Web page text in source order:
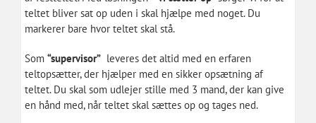
teltet bliver sat op uden i skal hjælpe med noget. Du
markerer bare hvor teltet skal stå.
Som “supervisor”leveres det altid med en erfaren
teltopsætter, der hjælper med en sikker opsætning af
teltet. Du skal som udlejer stille med 3 mand, der kan give
en hånd med, når teltet skal sættes op og tages ned.